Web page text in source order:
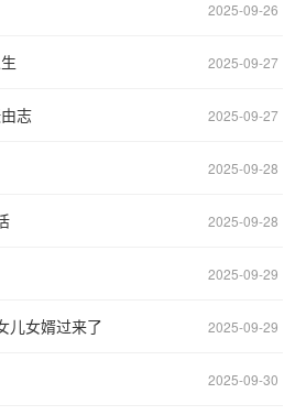
2025-09-26
2025-09-27
志 2025-09-27
2025-09-28
2025-09-28
2025-09-29
儿女婿过来了 2025-09-29
2025-09-30